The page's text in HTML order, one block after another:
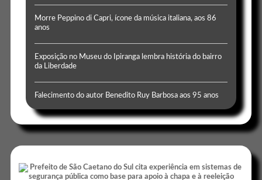
Morre Peppino di Capri, ícone da música italiana, aos 86
anos
Exposição no Museu do Ipiranga lembra história do bairro
da Liberdade
Falecimento do autor Benedito Ruy Barbosa aos 95 anos